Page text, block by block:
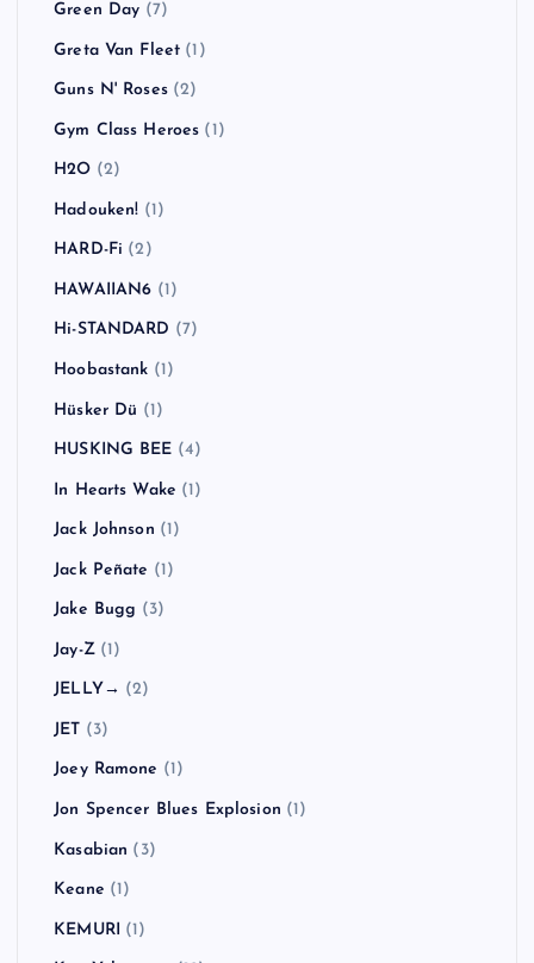
Green Day (7)
Greta Van Fleet (1)
Guns N' Roses(2)
Gym Class Heroes (1)
H2O (2)
Hadouken! (1)
HARD-Fi (2)
HAWAIIAN6 (1)
Hi-STANDARD (7)
Hoobastank (1)
Hüsker Dü (1)
HUSKING BEE (4)
In Hearts Wake (1)
Jack Johnson (1)
Jack Peñate (1)
Jake Bugg (3)
Jay-Z(1)
JELLY→ (2)
JET (3)
Joey Ramone (1)
Jon Spencer Blues Explosion (1)
Kasabian (3)
Keane (1)
KEMURI (1)